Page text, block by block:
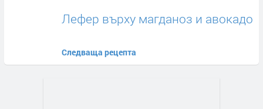
Лефер върху магданоз и авокадо
Следваща рецепта